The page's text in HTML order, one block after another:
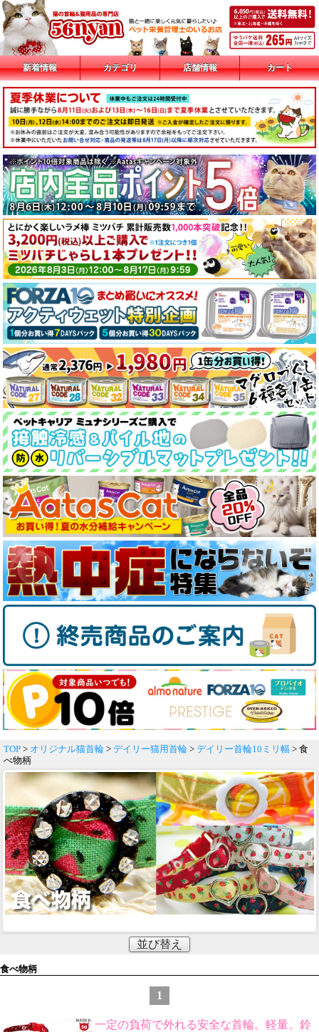
新着情報 カテゴリ 店舗情報 カート
TOP > オリジナル猫首輪 > デイリー猫用首輪 > デイリー首輪10ミリ幅 > 食
べ物柄
並び替え
食べ物柄
1
一定の負荷で外れる安全な首輪。軽量。鈴